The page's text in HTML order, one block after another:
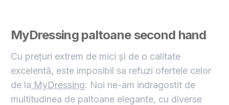
MyDressing paltoane second hand
Cu prețuri extrem de mici și de o calitate
excelentă, este imposibil sa refuzi ofertele celor
de la MyDressing. Noi ne-am indragostit de
multitudinea de paltoane elegante, cu diverse